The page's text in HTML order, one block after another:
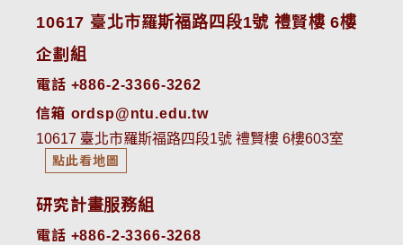
10617 臺北市羅斯福路四段1號 禮賢樓 6樓
企劃組
電話 +886-2-3366-3262
信箱 ordsp@ntu.edu.tw
10617 臺北市羅斯福路四段1號 禮賢樓 6樓603室
點此看地圖
研究計畫服務組
電話 +886-2-3366-3268